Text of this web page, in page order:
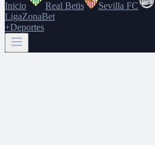
Inicio Real Betis Sevilla FC
LigaZonaBet
+Deportes